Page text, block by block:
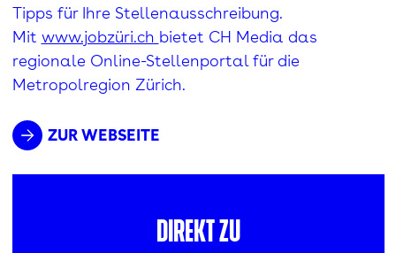
Tipps für Ihre Stellenausschreibung.
Mit www.jobzüri.ch bietet CH Media das
regionale Online-Stellenportal für die
Metropolregion Zürich.
ZUR WEBSEITE
Direkt zu